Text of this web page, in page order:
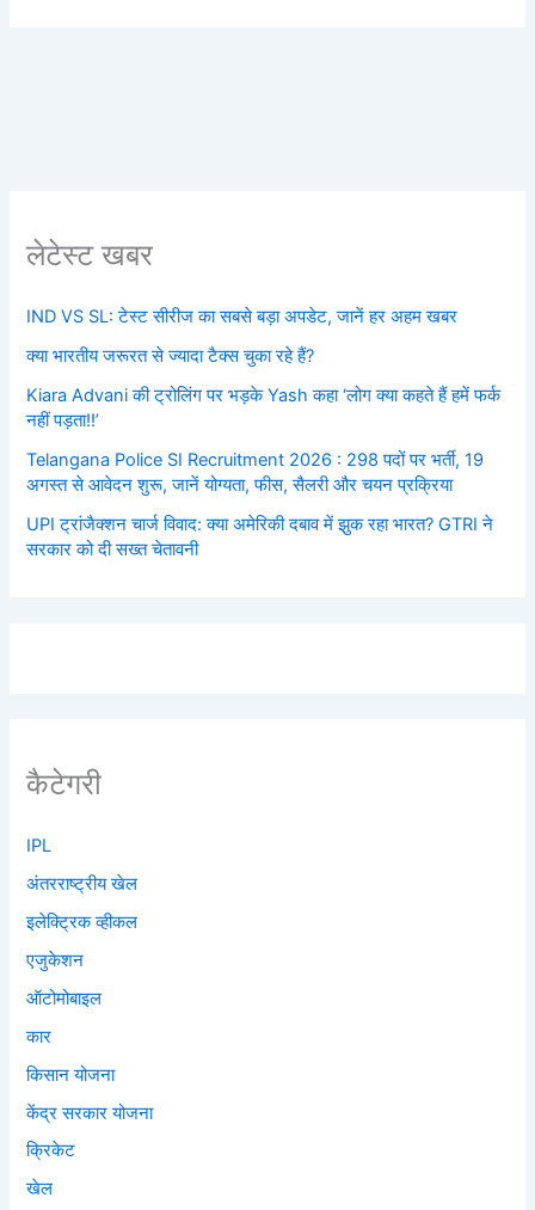
लेटेस्ट खबर
IND VS SL: टेस्ट सीरीज का सबसे बड़ा अपडेट, जानें हर अहम खबर
क्या भारतीय जरूरत से ज्यादा टैक्स चुका रहे हैं?
Kiara Advani की ट्रोलिंग पर भड़के Yash कहा ‘लोग क्या कहते हैं हमें फर्क
नहीं पड़ता!!’
Telangana Police SI Recruitment 2026 : 298 पदों पर भर्ती, 19
अगस्त से आवेदन शुरू, जानें योग्यता, फीस, सैलरी और चयन प्रक्रिया
UPI ट्रांजैक्शन चार्ज विवाद: क्या अमेरिकी दबाव में झुक रहा भारत? GTRI ने
सरकार को दी सख्त चेतावनी
कैटेगरी
IPL
अंतरराष्ट्रीय खेल
इलेक्ट्रिक व्हीकल
एजुकेशन
ऑटोमोबाइल
कार
किसान योजना
केंद्र सरकार योजना
क्रिकेट
खेल